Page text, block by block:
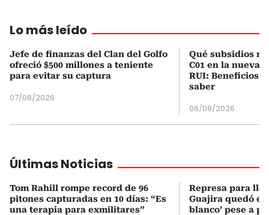
Lo más leído
Jefe de finanzas del Clan del Golfo
ofreció $500 millones a teniente
para evitar su captura
07/08/2026
Qué subsidios
C01 en la nueva
RUI: Beneficios
saber
06/08/2026
Últimas Noticias
Tom Rahill rompe record de 96
pitones capturadas en 10 días: “Es
una terapia para exmilitares”
Represa para
Guajira quedó en
blanco’ pese a